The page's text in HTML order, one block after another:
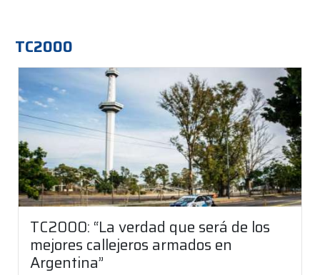
TC2000
TC2000: “La verdad que será de los
mejores callejeros armados en
Argentina”